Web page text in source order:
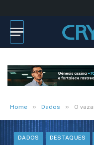
Home » Dados » O vazamento de
DADOS DESTAQUES